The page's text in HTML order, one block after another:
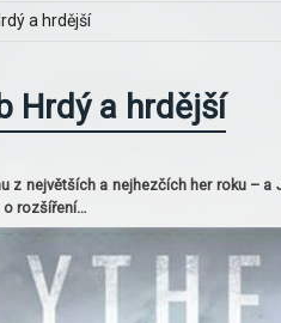
a hrdější
Hrdý a hrdější
největších a nejhezčích her roku – a
o rozšíření…